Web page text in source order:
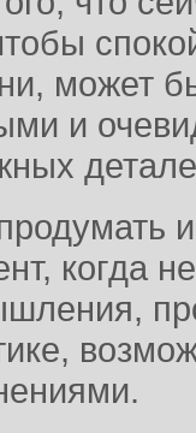
может
и
когда